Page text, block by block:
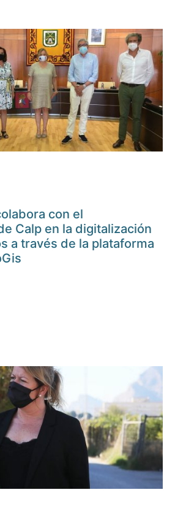
con el
Calp en la digitalización
a través de la plataforma